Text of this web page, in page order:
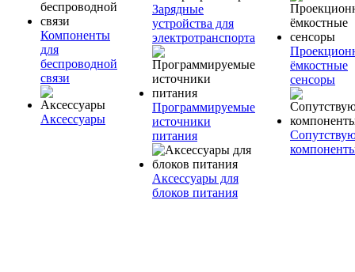
Компоненты
для
беспроводной
связи
Аксессуары
Зарядные
устройства для
электротранспорта
Программируемые
источники
питания
Аксессуары для
блоков питания
ёмкостные
сенсоры